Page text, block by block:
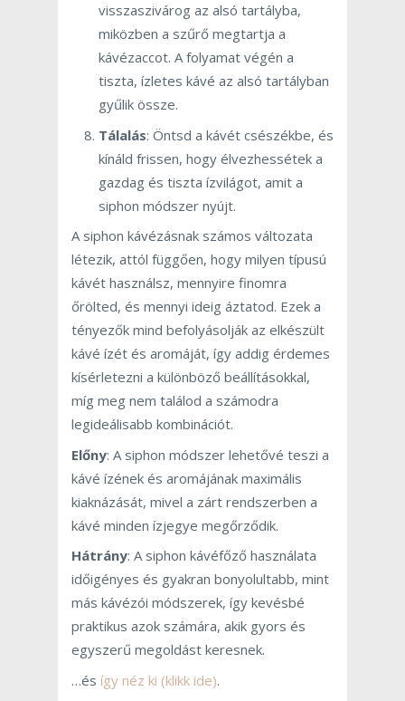
visszaszivárog az alsó tartályba,
miközben a szűrő megtartja a
kávézaccot. A folyamat végén a
tiszta, ízletes kávé az alsó tartályban
gyűlik össze.
Tálalás: Öntsd a kávét csészékbe, és
kínáld frissen, hogy élvezhessétek a
gazdag és tiszta ízvilágot, amit a
siphon módszer nyújt.
A siphon kávézásnak számos változata
létezik, attól függően, hogy milyen típusú
kávét használsz, mennyire finomra
őrölted, és mennyi ideig áztatod. Ezek a
tényezők mind befolyásolják az elkészült
kávé ízét és aromáját, így addig érdemes
kísérletezni a különböző beállításokkal,
míg meg nem találod a számodra
legideálisabb kombinációt.
Előny: A siphon módszer lehetővé teszi a
kávé ízének és aromájának maximális
kiaknázását, mivel a zárt rendszerben a
kávé minden ízjegye megőrződik.
Hátrány: A siphon kávéfőző használata
időigényes és gyakran bonyolultabb, mint
más kávézói módszerek, így kevésbé
praktikus azok számára, akik gyors és
egyszerű megoldást keresnek.
…és így néz ki (klikk ide).